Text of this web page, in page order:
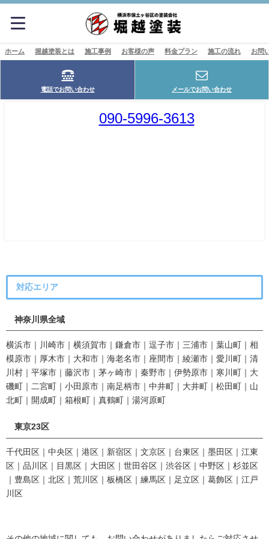
ホーム 堀越塗装とは 施工事例 お客様の声 料金プラン 施工の流れ お問
電話でお問い合わせ メールでお問い合わせ
090-5996-3613
対応エリア
神奈川県全域
横浜市｜川崎市｜横須賀市｜鎌倉市｜逗子市｜三浦市｜葉山町｜相
模原市｜厚木市｜大和市｜海老名市｜座間市｜綾瀬市｜愛川町｜清
川村｜平塚市｜藤沢市｜茅ヶ崎市｜秦野市｜伊勢原市｜寒川町｜大
磯町｜二宮町｜小田原市｜南足柄市｜中井町｜大井町｜松田町｜山
北町｜開成町｜箱根町｜真鶴町｜湯河原町
東京23区
千代田区｜中央区｜港区｜新宿区｜文京区｜台東区｜墨田区｜江東
区｜品川区｜目黒区｜大田区｜世田谷区｜渋谷区｜中野区｜杉並区
｜豊島区｜北区｜荒川区｜板橋区｜練馬区｜足立区｜葛飾区｜江戸
川区